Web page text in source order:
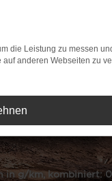
in g/km,
die Leistung zu messen
anderen Webseiten zu